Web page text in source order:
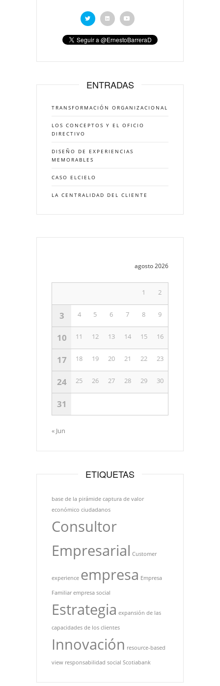
ENTRADAS
TRANSFORMACIÓN ORGANIZACIONAL
LOS CONCEPTOS Y EL OFICIO
DIRECTIVO
DISEÑO DE EXPERIENCIAS
MEMORABLES
CASO ELCIELO
LA CENTRALIDAD DEL CLIENTE
agosto 2026
1 2
3 4 5 6 7 8 9
10 11 12 13 14 15 16
17 18 19 20 21 22 23
24 25 26 27 28 29 30
31
« Jun
ETIQUETAS
base de la pirámide captura de valor
económico ciudadanos
Consultor
Empresarial Customer
experience empresa Empresa
Familiar empresa social
Estrategia expansión de las
capacidades de los clientes
Innovación resource-based
view responsabilidad social Scotiabank